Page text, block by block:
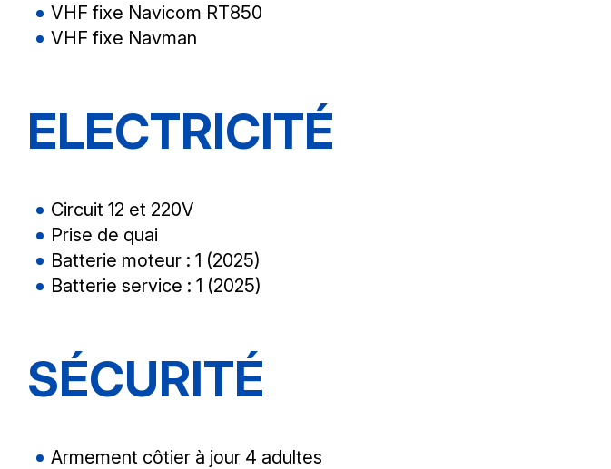
VHF fixe Navicom RT850
VHF fixe Navman
ELECTRICITÉ
Circuit 12 et 220V
Prise de quai
Batterie moteur : 1 (2025)
Batterie service : 1 (2025)
SÉCURITÉ
Armement côtier à jour 4 adultes